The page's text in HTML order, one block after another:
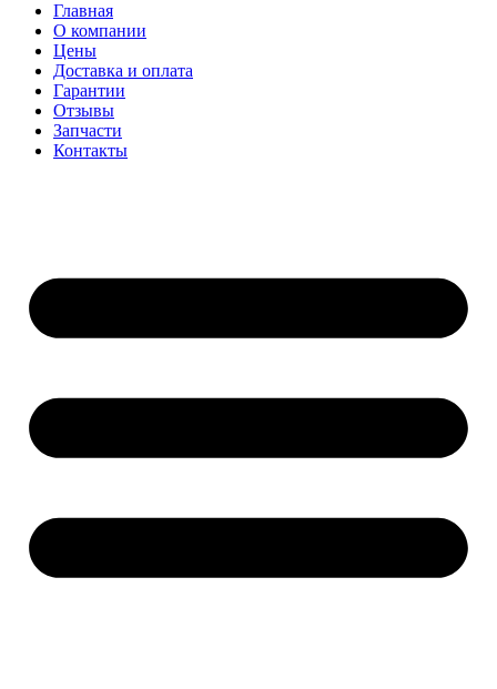
Главная
О компании
Цены
Доставка и оплата
Гарантии
Отзывы
Запчасти
Контакты